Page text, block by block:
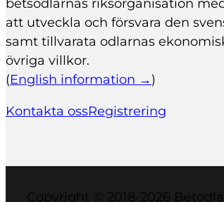
bets­odlarnas riksorganisation
att utveckla och försvara den
samt tillvarata odlarnas
övriga villkor.
(English information →)
Kontakta ossRegistrering
Copyright © 2018-2026